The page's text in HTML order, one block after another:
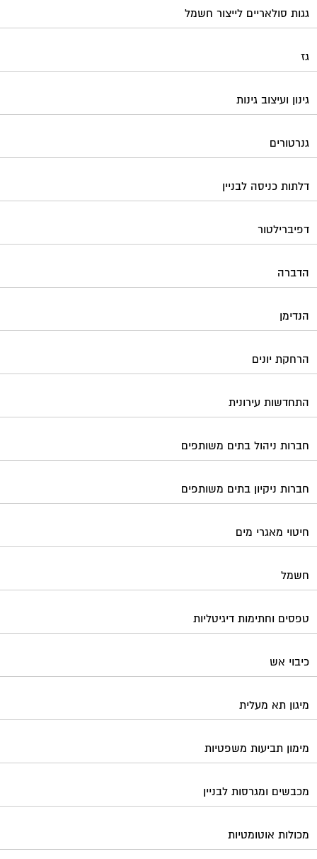
גגות סולאריים לייצור חשמל
גז
גינון ועיצוב גינות
גנרטורים
דלתות כניסה לבניין
דפיברילטור
הדברה
הנדימן
הרחקת יונים
התחדשות עירונית
חברות ניהול בתים משותפים
חברות ניקיון בתים משותפים
חיטוי מאגרי מים
חשמל
טפסים וחתימות דיגיטליות
כיבוי אש
מיגון תא מעלית
מימון תביעות משפטיות
מכבשים ומגרסות לבניין
מכולות אוטומטיות